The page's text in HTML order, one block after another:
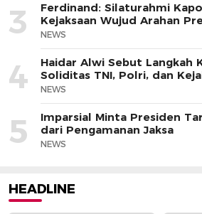
3
Ferdinand: Silaturahmi
Kejaksaan Wujud Arahan
NEWS
4
Haidar Alwi Sebut Langkah
Soliditas TNI, Polri, dan
NEWS
5
Imparsial Minta Presiden
dari Pengamanan Jaksa
NEWS
HEADLINE